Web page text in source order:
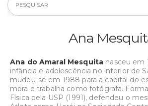
Ana
Ana do Amaral Mesquita nasceu em
infância e adolescência no interior de
mudou-se em 1988 para a capital do
mora e trabalha como fotógrafa.
Física pela USP (1991), defendeu o